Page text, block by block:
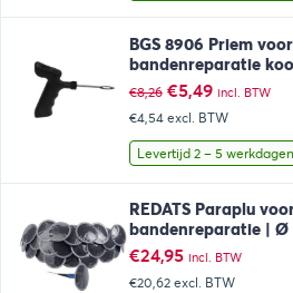
BGS 8906 Priem voor
bandenreparatie
€8,26 Oorspronkelijke
prijs
was:
€8,26.
€5,49Huidige
prijs
is:
€5,49.
incl. BTW
€4,54 excl. BTW
Levertijd 2 – 5 werkdagen
REDATS Paraplu
bandenreparatie | Ø
€24,95 incl. BTW
€20,62 excl. BTW